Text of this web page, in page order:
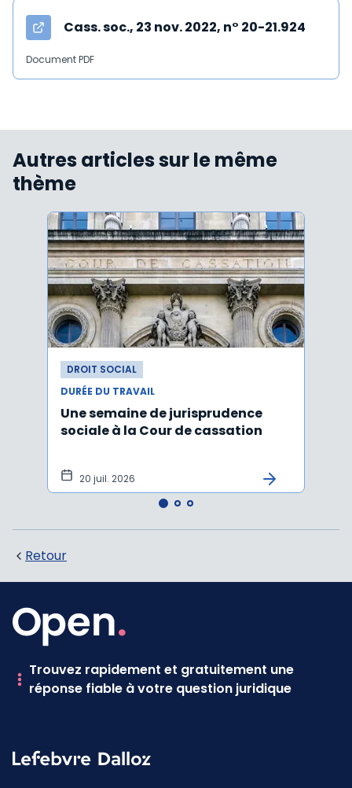
Cass. soc., 23 nov. 2022, n° 20-21.924
Document PDF
Autres articles sur le même
thème
DROIT SOCIAL
DURÉE DU TRAVAIL
Une semaine de jurisprudence
sociale à la Cour de cassation
20 juil. 2026
Retour
Trouvez rapidement et gratuitement une
réponse fiable à votre question juridique